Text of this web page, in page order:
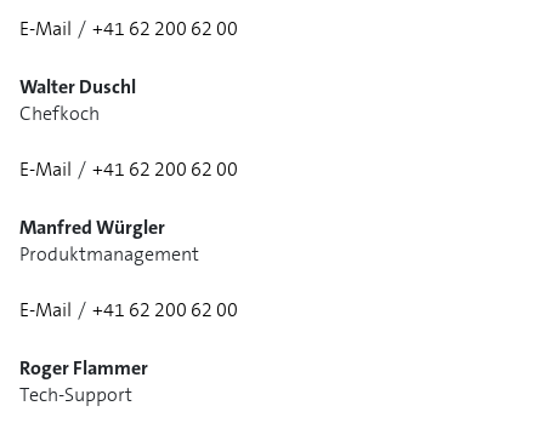
E-Mail / +41 62 200 62 00
Walter Duschl
Chefkoch
E-Mail / +41 62 200 62 00
Manfred Würgler
Produktmanagement
E-Mail / +41 62 200 62 00
Roger Flammer
Tech-Support